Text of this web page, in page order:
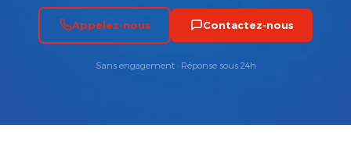
Appelez-nous Contactez-nous
Sans engagement · Réponse sous 24h